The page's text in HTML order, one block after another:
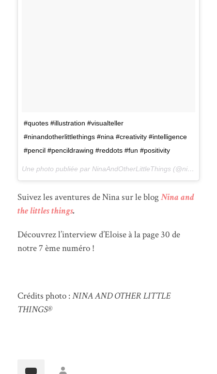
#quotes #illustration #visualteller
#ninandotherlittlethings #nina #creativity #intelligence
#pencil #pencildrawing #reddots #fun #positivity
Une photo publiée par NinaAndOtherLittleThings (@ninaandotherlittlethings) le
Suivez les aventures de Nina sur le blogNina and
the littles things.
Découvrez l’interview d’Eloise à la page 30 de
notre 7 ème numéro !
Crédits photo :NINA AND OTHER LITTLE
THINGS®